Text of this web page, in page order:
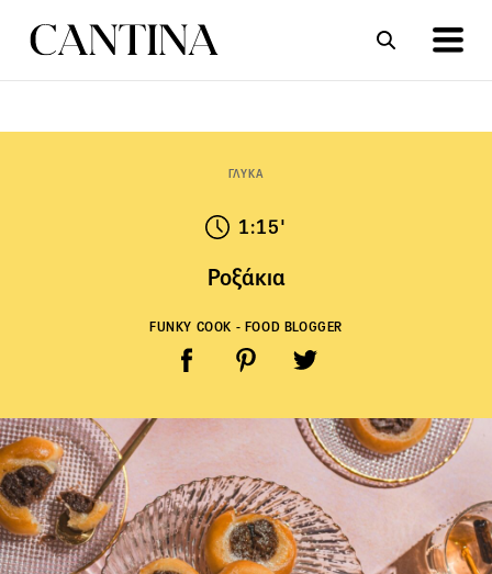
ΓΛΥΚΑ
1:15'
Ροξάκια
FUNKY COOK - FOOD BLOGGER